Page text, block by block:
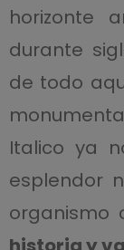
horizonte
durante
de todo
Italico ya
esplendor
organismo